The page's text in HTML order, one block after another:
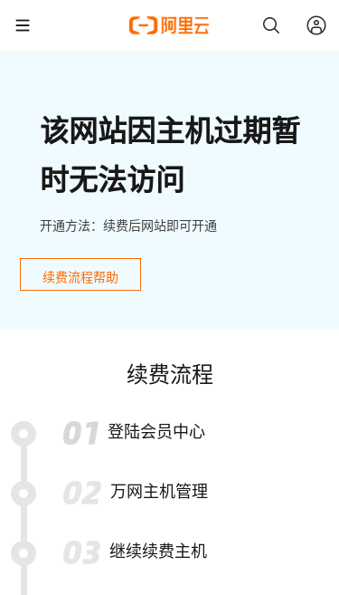
该网站因主机过期暂
时无法访问
开通方法：续费后网站即可开通
续费流程帮助
续费流程
登陆会员中心
万网主机管理
继续续费主机